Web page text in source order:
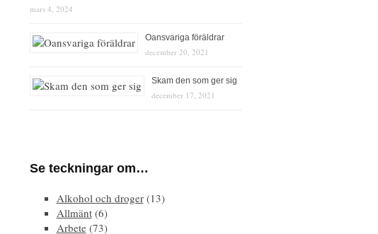
mars 4, 2024
Oansvariga föräldrar
december 20, 2021
Skam den som ger sig
december 17, 2021
Se teckningar om…
Alkohol och droger(13)
Allmänt(6)
Arbete(73)